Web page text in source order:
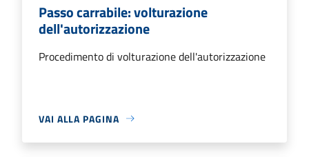
Passo carrabile: volturazione
dell'autorizzazione
Procedimento di volturazione dell'autorizzazione
VAI ALLA PAGINA